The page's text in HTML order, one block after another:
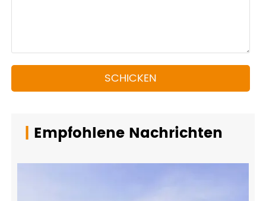
SCHICKEN
| Empfohlene Nachrichten